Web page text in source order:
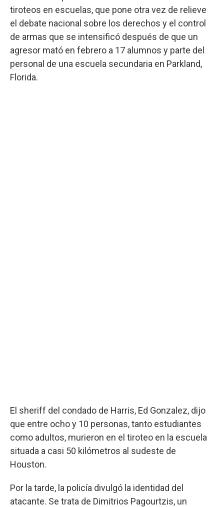
tiroteos en escuelas, que pone otra vez de relieve
el debate nacional sobre los derechos y el control
de armas que se intensificó después de que un
agresor mató en febrero a 17 alumnos y parte del
personal de una escuela secundaria en Parkland,
Florida.
El sheriff del condado de Harris, Ed Gonzalez, dijo
que entre ocho y 10 personas, tanto estudiantes
como adultos, murieron en el tiroteo en la escuela
situada a casi 50 kilómetros al sudeste de
Houston.
Por la tarde, la policía divulgó la identidad del
atacante. Se trata de Dimitrios Pagourtzis, un